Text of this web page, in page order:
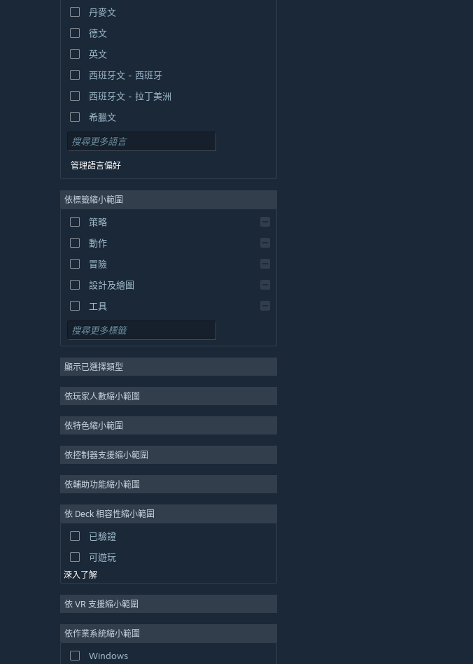
丹麥文
德文
英文
西班牙文 - 西班牙
西班牙文 - 拉丁美洲
希臘文
管理語言偏好
依標籤縮小範圍
策略
動作
冒險
設計及繪圖
工具
免費遊玩
大型多人
獨立
休閒
模擬
影像製作
圖片編輯
顯示已選擇類型
依玩家人數縮小範圍
依特色縮小範圍
依控制器支援縮小範圍
依輔助功能縮小範圍
依 Deck 相容性縮小範圍
已驗證
可遊玩
深入了解
依 VR 支援縮小範圍
依作業系統縮小範圍
Windows